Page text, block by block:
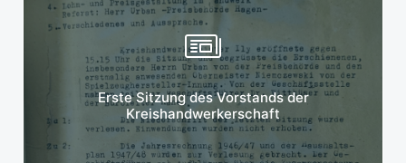
Erste Sitzung des Vorstands der
Kreishandwerkerschaft
Mehr erfahren